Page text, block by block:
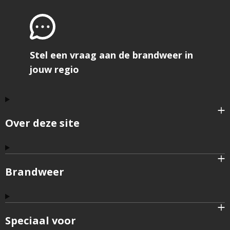
Over deze site
Brandweer
Speciaal voor
Stel een vraag aan de brandweer in
jouw regio